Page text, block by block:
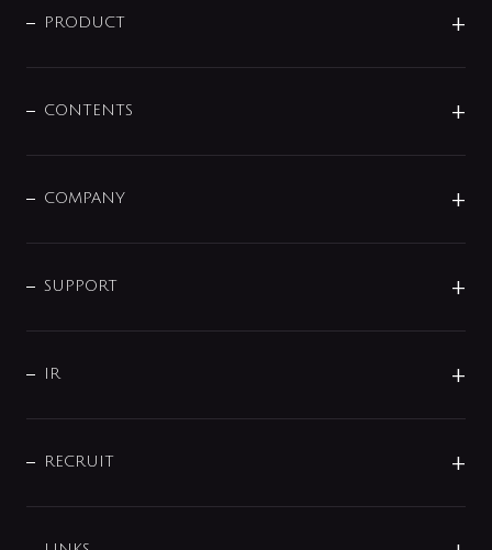
商品に関して
その他
PRODUCT
センサー・タッチ水栓
単水栓
分岐
配管システム
バス・空調周辺用品
CONTENTS
じぶんシャワーが見つかる
COMPANY
企業理念
会社概要
事業所案内
SUPPORT
よくあるご質問
データダウンロード
IR
IRニュース
RECRUIT